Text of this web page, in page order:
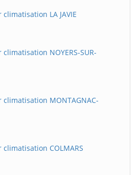
LA JAVIE
NOYERS-SUR-
MONTAGNAC-
COLMARS